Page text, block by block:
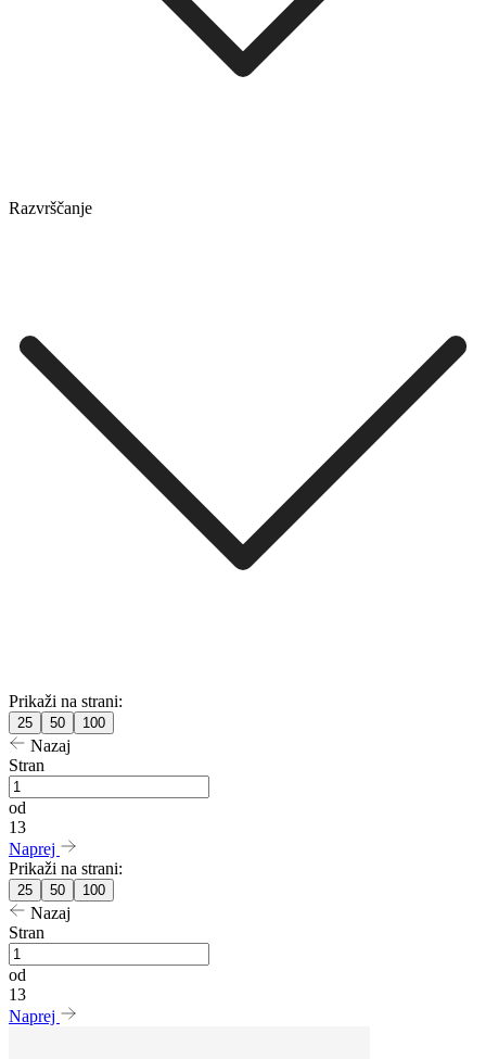
Razvrščanje
Prikaži na strani:
25 50 100
Nazaj
Stran
od
13
Naprej
Prikaži na strani:
25 50 100
Nazaj
Stran
od
13
Naprej